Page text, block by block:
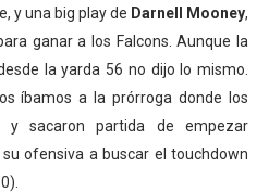
y una big play de Darnell Mooney,
ganar a los Falcons. Aunque la
la yarda 56 no dijo lo mismo.
íbamos a la prórroga donde los
y sacaron partida de empezar
ofensiva a buscar el touchdown